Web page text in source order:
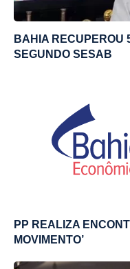
BAHIA RECUPEROU
SEGUNDO SESAB
PP REALIZA
MOVIMENTO’